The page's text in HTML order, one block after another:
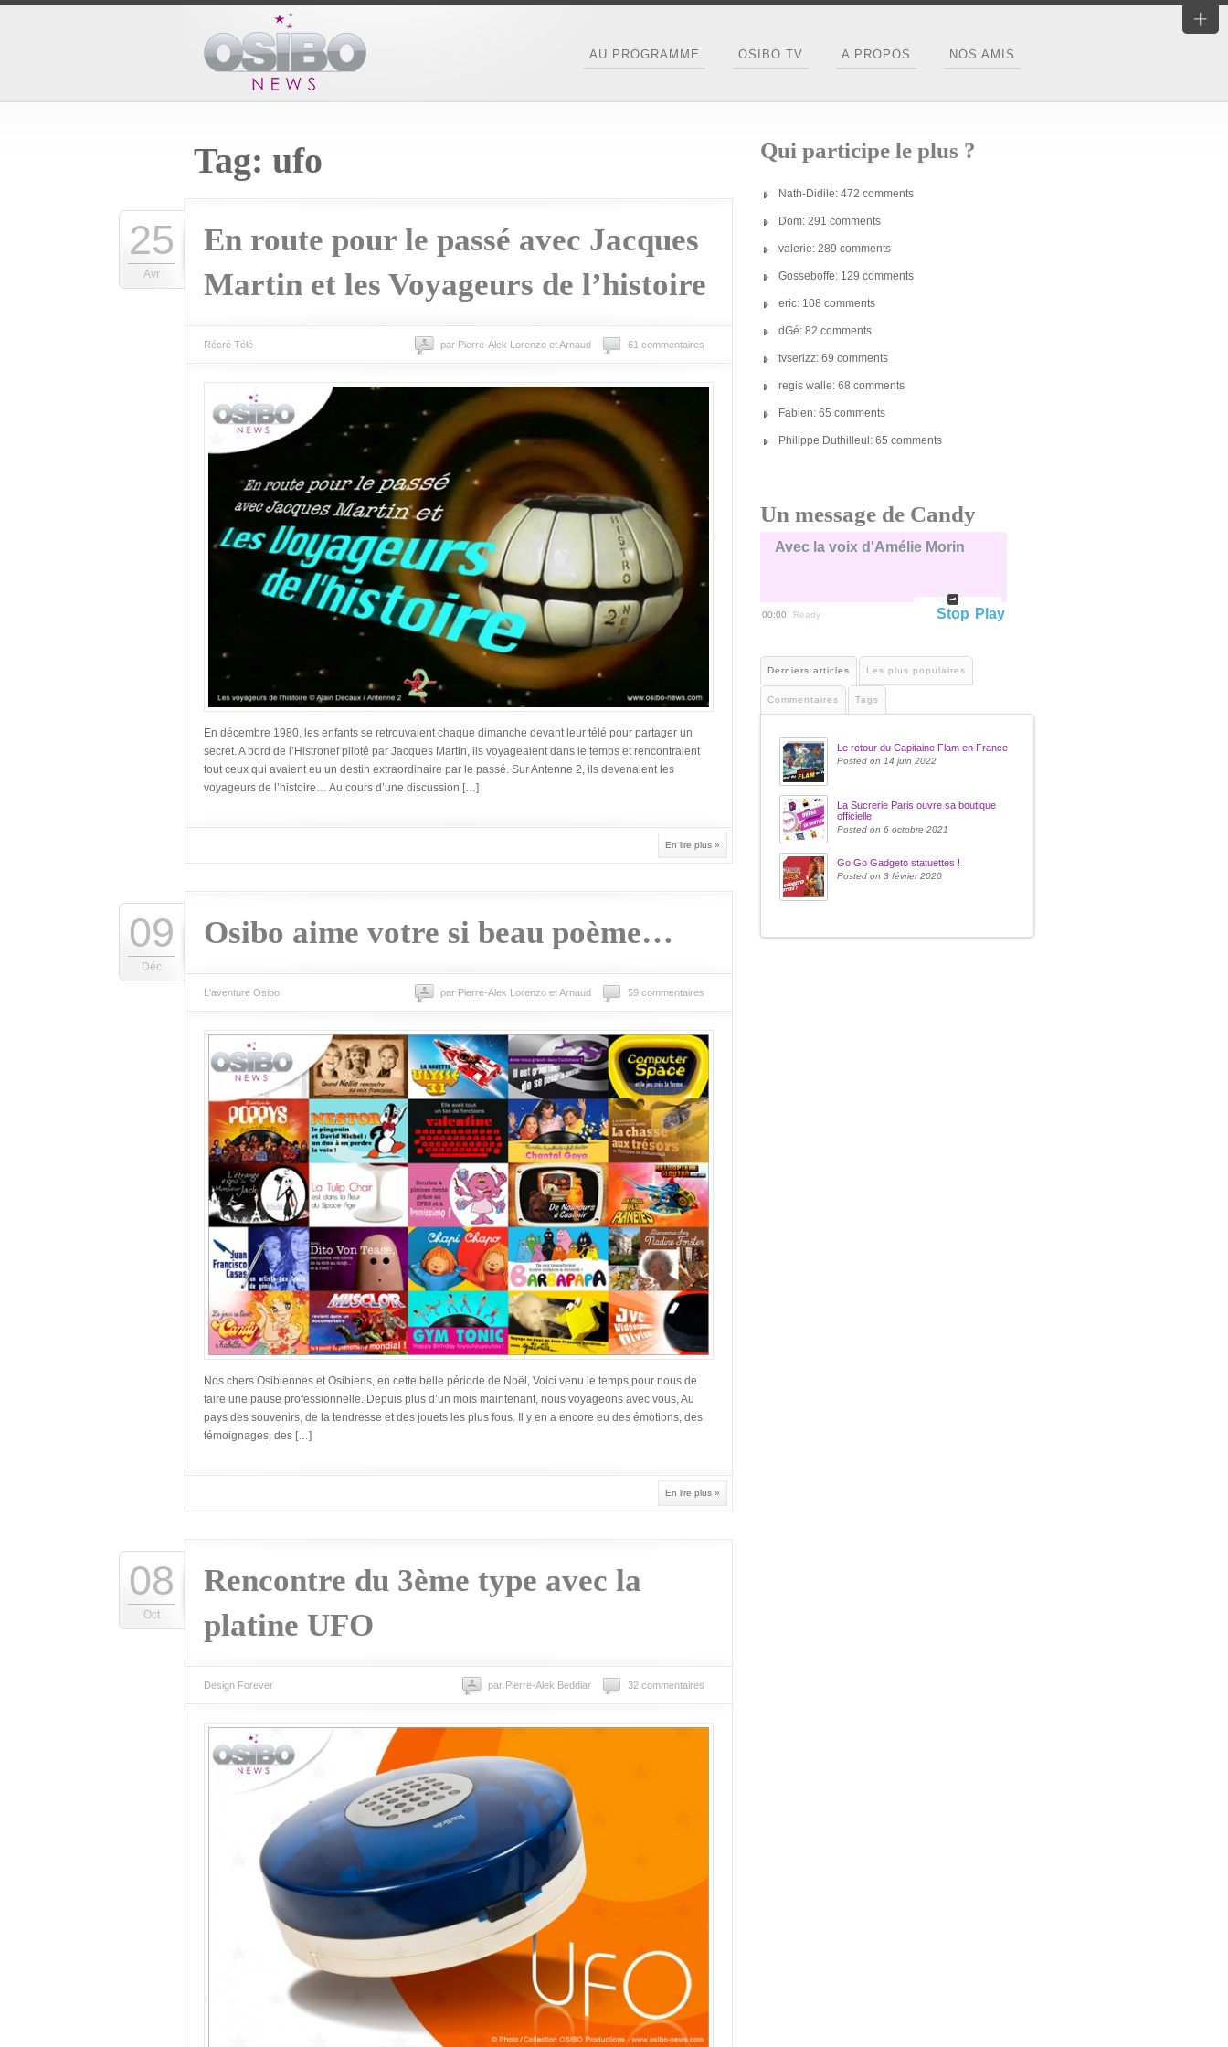
AU PROGRAMME OSIBO TV A PROPOS NOS AMIS
Tag: ufo
25
Avr
En route pour le passé avec Jacques
Martin et les Voyageurs de l’histoire
Récré Télé 61 commentaires
par Pierre-Alek Lorenzo et Arnaud
En décembre 1980, les enfants se retrouvaient chaque dimanche devant leur télé pour partager un
secret. A bord de l’Histronef piloté par Jacques Martin, ils voyageaient dans le temps et rencontraient
tout ceux qui avaient eu un destin extraordinaire par le passé. Sur Antenne 2, ils devenaient les
voyageurs de l’histoire… Au cours d’une discussion […]
En lire plus »
09
Déc
Osibo aime votre si beau poème…
L'aventure Osibo 59 commentaires
par Pierre-Alek Lorenzo et Arnaud
Nos chers Osibiennes et Osibiens, en cette belle période de Noël, Voici venu le temps pour nous de
faire une pause professionnelle. Depuis plus d’un mois maintenant, nous voyageons avec vous, Au
pays des souvenirs, de la tendresse et des jouets les plus fous. Il y en a encore eu des émotions, des
témoignages, des […]
En lire plus »
08
Oct
Rencontre du 3ème type avec la
platine UFO
Design Forever 32 commentaires
par Pierre-Alek Beddiar
Qui participe le plus ?
Nath-Didile: 472 comments
Dom: 291 comments
valerie: 289 comments
Gosseboffe: 129 comments
eric: 108 comments
dGé: 82 comments
tvserizz: 69 comments
regis walle: 68 comments
Fabien: 65 comments
Philippe Duthilleul: 65 comments
Un message de Candy
Avec la voix d'Amélie Morin
00:00 Ready Play
Stop
Derniers articles Les plus populaires
Commentaires Tags
Le retour du Capitaine Flam en France
Posted on 14 juin 2022
La Sucrerie Paris ouvre sa boutique
officielle
Posted on 6 octobre 2021
Go Go Gadgeto statuettes !
Posted on 3 février 2020